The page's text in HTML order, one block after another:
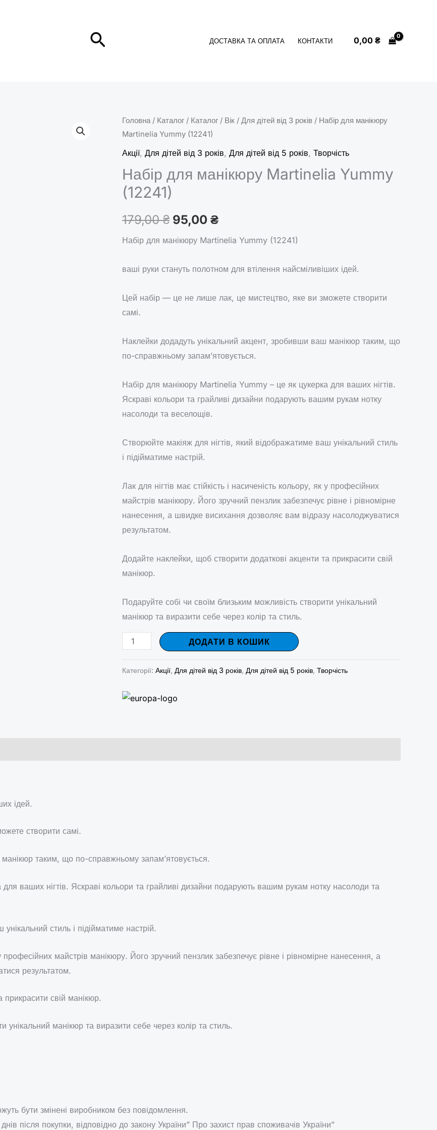
Пошук ДОСТАВКА ТА ОПЛАТА КОНТАКТИ 0,00 ₴
Головна/ Каталог / Каталог / Вік / Для дітей від 3 років / Набір для манікюру
Martinelia Yummy (12241)
Акції, Для дітей від 3 років, Для дітей від 5 років, Творчість
Набір для манікюру Martinelia Yummy
(12241)
179,00₴
Оригінальна
ціна:
179,00 ₴.
95,00 ₴
Поточна
ціна:
95,00 ₴.
Набір для манікюру Martinelia Yummy (12241)
ваші руки стануть полотном для втілення найсміливіших ідей.
Цей набір — це не лише лак, це мистецтво, яке ви зможете створити
самі.
Наклейки додадуть унікальний акцент, зробивши ваш манікюр таким, що
по-справжньому запам’ятовується.
Набір для манікюру Martinelia Yummy – це як цукерка для ваших нігтів.
Яскраві кольори та грайливі дизайни подарують вашим рукам нотку
насолоди та веселощів.
Створюйте макіяж для нігтів, який відображатиме ваш унікальний стиль
і підійматиме настрій.
Лак для нігтів має стійкість і насиченість кольору, як у професійних
майстрів манікюру. Його зручний пензлик забезпечує рівне і рівномірне
нанесення, а швидке висихання дозволяє вам відразу насолоджуватися
результатом.
Додайте наклейки, щоб створити додаткові акценти та прикрасити свій
манікюр.
Подаруйте собі чи своїм близьким можливість створити унікальний
манікюр та виразити себе через колір та стиль.
Набір
для
манікюру
Yummy
(12241)
ДОДАТИ В КОШИК
Категорії: Акції, Для дітей від 3 років, Для дітей від 5 років, Творчість
ідей.
створити самі.
таким, що по-справжньому запам’ятовується.
ваших нігтів. Яскраві кольори та грайливі дизайни подарують вашим рукам нотку насолоди та
стиль і підійматиме настрій.
професійних майстрів манікюру. Його зручний пензлик забезпечує рівне і рівномірне нанесення, а
результатом.
свій манікюр.
унікальний манікюр та виразити себе через колір та стиль.
бути змінені виробником без повідомлення.
після покупки, відповідно до закону України” Про захист прав споживачів України”